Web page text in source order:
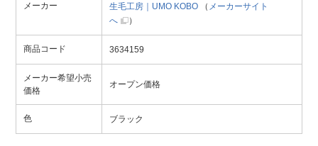
メーカー 生毛工房｜UMO KOBO （ メーカーサイト
へ
）
商品コード 3634159
メーカー希望小売
価格
オープン価格
色 ブラック